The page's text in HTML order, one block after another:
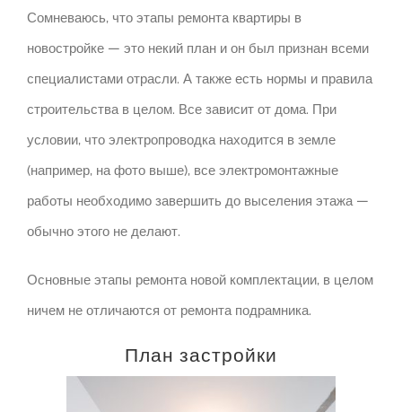
Сомневаюсь, что этапы ремонта квартиры в
новостройке — это некий план и он был признан всеми
специалистами отрасли. А также есть нормы и правила
строительства в целом. Все зависит от дома. При
условии, что электропроводка находится в земле
(например, на фото выше), все электромонтажные
работы необходимо завершить до выселения этажа —
обычно этого не делают.
Основные этапы ремонта новой комплектации, в целом
ничем не отличаются от ремонта подрамника.
План застройки